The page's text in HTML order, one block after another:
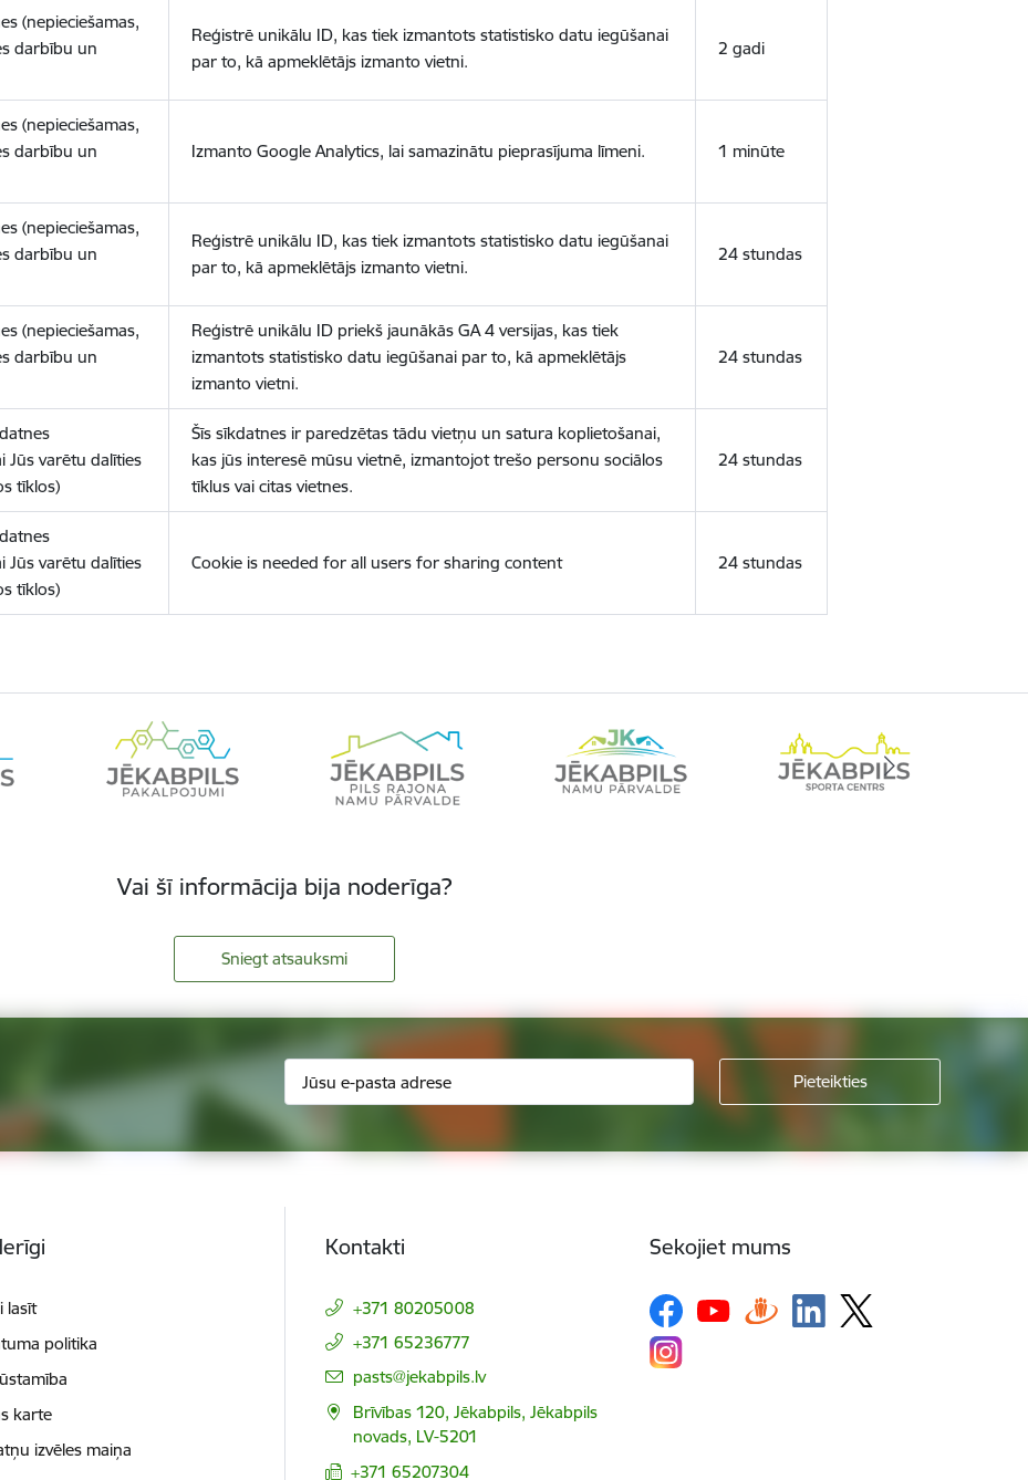
(nepieciešamas,
darbību un
Reģistrē unikālu ID, kas tiek izmantots statistisko datu iegūšanai
par to, kā apmeklētājs izmanto vietni.
2 gadi
(nepieciešamas,
darbību un
Izmanto Google Analytics, lai samazinātu pieprasījuma līmeni. 1 minūte
(nepieciešamas,
darbību un
Reģistrē unikālu ID, kas tiek izmantots statistisko datu iegūšanai
par to, kā apmeklētājs izmanto vietni.
24 stundas
(nepieciešamas,
darbību un
Reģistrē unikālu ID priekš jaunākās GA 4 versijas, kas tiek
izmantots statistisko datu iegūšanai par to, kā apmeklētājs
izmanto vietni.
24 stundas
Jūs varētu dalīties
tīklos)
Šīs sīkdatnes ir paredzētas tādu vietņu un satura koplietošanai,
kas jūs interesē mūsu vietnē, izmantojot trešo personu sociālos
tīklus vai citas vietnes.
24 stundas
Jūs varētu dalīties
tīklos)
Cookie is needed for all users for sharing content 24 stundas
Vai šī informācija bija noderīga?
Sniegt atsauksmi
lasīt
politika
karte
izvēles maiņa
Kontakti
+371 80205008
+371 65236777
E-pasts:
pasts@jekabpils.lv
Brīvības 120, Jēkabpils, Jēkabpils
novads, LV-5201
+371 65207304
Sekojiet mums